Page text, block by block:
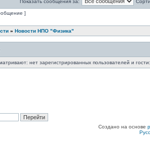
Показать сообщения за:
]
» Новости НПО "Физика"
нет зарегистрированных пользователей и
Создано на основе